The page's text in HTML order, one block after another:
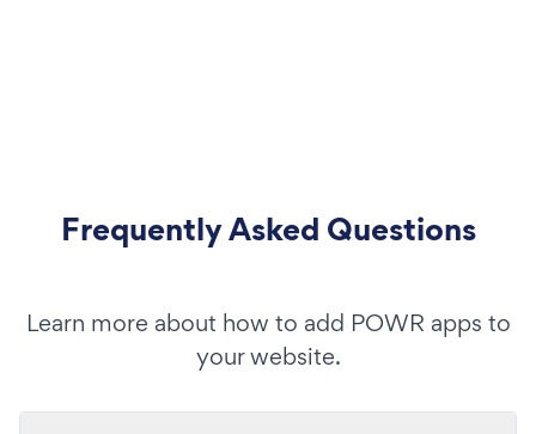
Frequently Asked Questions
Learn more about how to add POWR apps to
your website.